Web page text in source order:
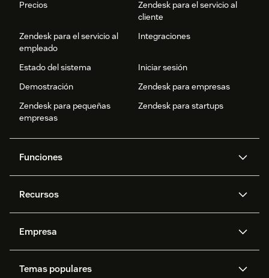
Precios
Zendesk para el servicio al
cliente
Zendesk para el servicio al
empleado
Integraciones
Estado del sistema
Iniciar sesión
Demostración
Zendesk para empresas
Zendesk para pequeñas
empresas
Zendesk para startups
Funciones
IA de Zendesk
datos avanzadas
Gestión de tickets
Voz
Foros de la comunidad
Recursos
API y programadores
Empresa
Ofertas de empleo
Temas populares